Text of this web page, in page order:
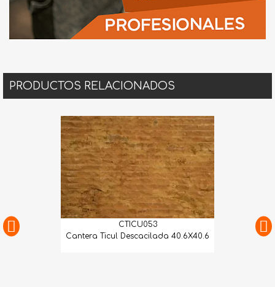
PRODUCTOS RELACIONADOS
CTICU053
Cantera Ticul Descacilada 40.6X40.6